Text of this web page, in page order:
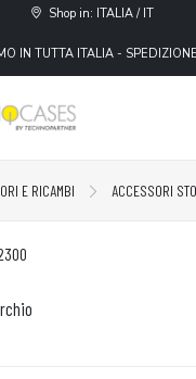
Shop in: ITALIA / IT
IN TUTTA ITALIA -
E RICAMBI ACCESSORI